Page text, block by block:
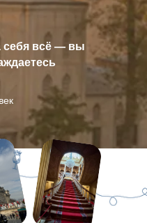
себя всё — вы